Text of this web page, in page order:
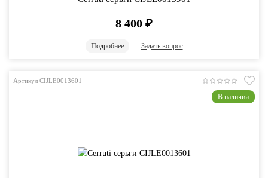
8 400 ₽
Подробнее Задать вопрос
Артикул CIJLE0013601
В наличии